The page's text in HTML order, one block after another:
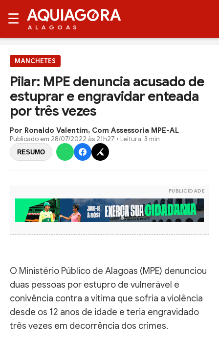
☰ AQUIAG RA
ALAGOAS
MANCHETES
Pilar: MPE denuncia acusado de
estuprar e engravidar enteada
por três vezes
Por Ronaldo Valentim, Com Assessoria MPE-AL
Publicado em 28/07/2022 às 21h27 • Leitura: 3 min
RESUMO
PUBLICIDADE
O Ministério Público de Alagoas (MPE) denunciou
duas pessoas por estupro de vulnerável e
conivência contra a vítima que sofria a violência
desde os 12 anos de idade e teria engravidado
três vezes em decorrência dos crimes.